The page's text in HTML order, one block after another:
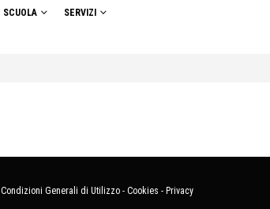
SCUOLA SERVIZI
Condizioni Generali di Utilizzo - Cookies - Privacy